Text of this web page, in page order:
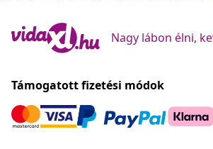
Nagy lábon élni,
Támogatott fizetési módok